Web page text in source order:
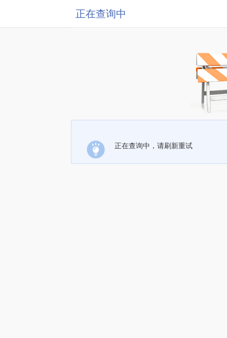
正在查询中
正在查询中，请刷新重试